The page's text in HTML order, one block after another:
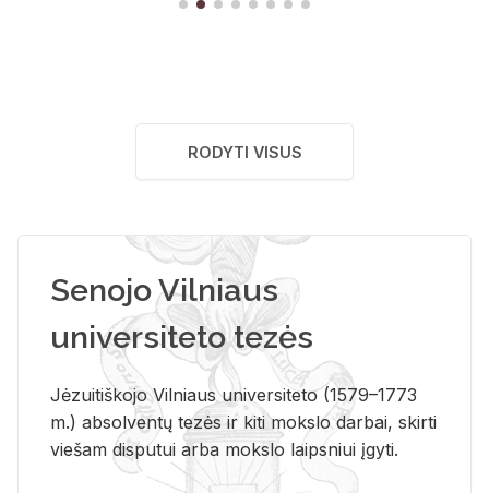
RODYTI VISUS
Senojo Vilniaus
universiteto tezės
Jėzuitiškojo Vilniaus universiteto (1579–1773
m.) absolventų tezės ir kiti mokslo darbai, skirti
viešam disputui arba mokslo laipsniui įgyti.